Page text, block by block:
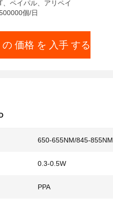
、ペイパル、アリペイ
個/日
の 価格 を 入手 する
650-655NM/845-855NM
0.3-0.5W
PPA